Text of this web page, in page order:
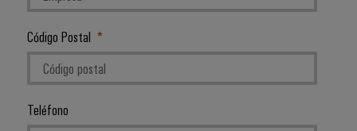
Código Postal
Teléfono